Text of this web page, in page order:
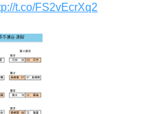
t.co/FS2vEcrXq2